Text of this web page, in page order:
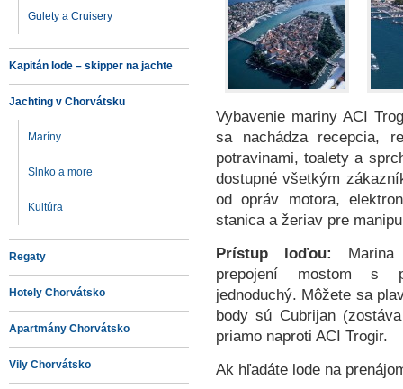
Gulety a Cruisery
Kapitán lode – skipper na jachte
Jachting v Chorvátsku
Maríny
Slnko a more
Kultúra
Regaty
Hotely Chorvátsko
Apartmány Chorvátsko
Vily Chorvátsko
Vybavenie mariny ACI
sa nachádza recepcia,
potravinami, toalety a
dostupné všetkým
od opráv motora,
stanica a žeriav pre
Prístup loďou:
prepojení mostom s
jednoduchý. Môžete sa
body sú Cubrijan
priamo naproti ACI Trogir.
Ak hľadáte lode na